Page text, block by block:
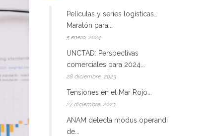
Películas y series logísticas…
Maratón para...
5 enero, 2024
UNCTAD: Perspectivas
comerciales para 2024...
28 diciembre, 2023
Tensiones en el Mar Rojo...
27 diciembre, 2023
ANAM detecta modus operandi
de...